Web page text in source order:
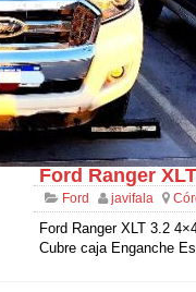
Ford Ranger
Ford javifala
Ford Ranger XLT 3.2
Cubre caja Enganche